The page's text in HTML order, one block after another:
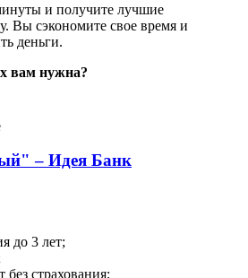
и получите лучшие
Вы сэкономите свое время и
деньги.
вам нужна?
– Идея Банк
до 3 лет;
страхования;